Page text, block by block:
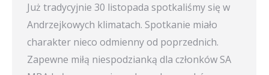
Już tradycyjnie 30 listopada spotkaliśmy się w
Andrzejkowych klimatach. Spotkanie miało
charakter nieco odmienny od poprzednich.
Zapewne miłą niespodzianką dla członków SA